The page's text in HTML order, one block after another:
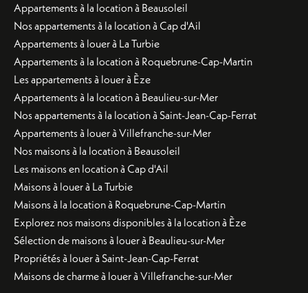
Appartements à la location à Beausoleil
Nos appartements à la location à Cap d'Ail
Appartements à louer à La Turbie
Appartements à la location à Roquebrune-Cap-Martin
Les appartements à louer à Èze
Appartements à la location à Beaulieu-sur-Mer
Nos appartements à la location à Saint-Jean-Cap-Ferrat
Appartements à louer à Villefranche-sur-Mer
Nos maisons à la location à Beausoleil
Les maisons en location à Cap d'Ail
Maisons à louer à La Turbie
Maisons à la location à Roquebrune-Cap-Martin
Explorez nos maisons disponibles à la location à Èze
Sélection de maisons à louer à Beaulieu-sur-Mer
Propriétés à louer à Saint-Jean-Cap-Ferrat
Maisons de charme à louer à Villefranche-sur-Mer